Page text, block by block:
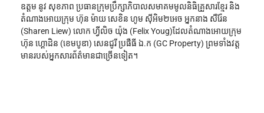
ឧត្តម នូវ សុខភាព ប្រធានក្រុមប្រឹក្សាភិបាលសមាគមមូលនិធិគ្រួសារខ្មែរ និង
តំណាងអោយក្រុម ហ៊ុន ម៉ាយ សេខិន ហូម ស៊ីអិម២អេច អ្នកនាង សឺរ៉ែន
(Sharen Liew) លោក ហ្វីលិច យ៉ុង (Felix Youg)ដែលតំណាងអោយក្រុម
ហ៊ុន ហ្គោដិន (ខេមបូឌា) សេនជូរី ប្រផឺធី ឯ.ក (GC Property) ព្រមទាំងវត្ត
មានរបស់អ្នកសារព័ត៌មានជាច្រើនទៀត។